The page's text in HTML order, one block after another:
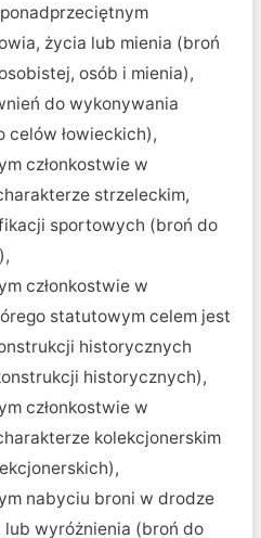
życia lub mienia (broń
osób i mienia),
do wykonywania
celów łowieckich),
członkostwie w
strzeleckim,
sportowych (broń do
członkostwie w
statutowym celem jest
historycznych
historycznych),
członkostwie w
kolekcjonerskim
nabyciu broni w drodze
lub wyróżnienia (broń do